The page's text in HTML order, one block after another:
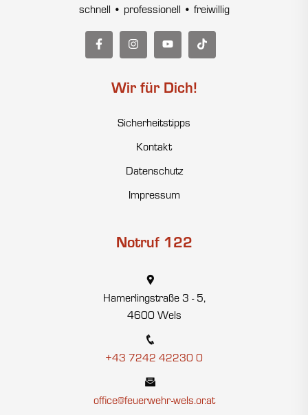
schnell • professionell • freiwillig
Wir für Dich!
Sicherheitstipps
Kontakt
Datenschutz
Impressum
Notruf 122
Hamerlingstraße 3 - 5,
4600 Wels
+43 7242 42230 0
office@feuerwehr-wels.or.at